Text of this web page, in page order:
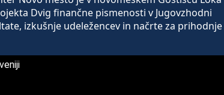
Dvig finančne pismenosti v Jugovzhodni
izkušnje udeležencev in načrte za prihodnje